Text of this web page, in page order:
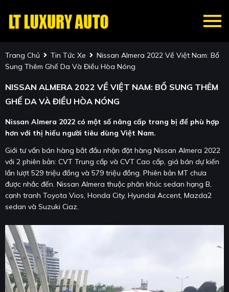
Trang Chủ Tin Tức Xe
Nissan Almera 2022 Về Việt Nam: Bổ
Sung Thêm Ghế Da Và Điều Hòa Nóng
NISSAN ALMERA 2022 VỀ VIỆT NAM: BỔ SUNG THÊM
GHẾ DA VÀ ĐIỀU HÒA NÓNG
Nissan Almera 2022 có một số nâng cấp trang bị để phù hợp
hơn với thị hiếu người tiêu dùng Việt Nam.
Giới tư vấn bán hàng bắt đầu nhận đặt hàng Nissan Almera 2022
với 2 phiên bản: CVT Trung cấp và CVT Cao cấp, giá bán dự kiến
lần lượt 529 triệu đồng và 579 triệu đồng. Phiên bản MT chưa
được nhắc đến. Nissan Almera thuộc phân khúc sedan hạng B,
cạnh tranh Toyota Vios, Honda City, Hyundai Accent, Mazda2
sedan và Suzuki Ciaz.